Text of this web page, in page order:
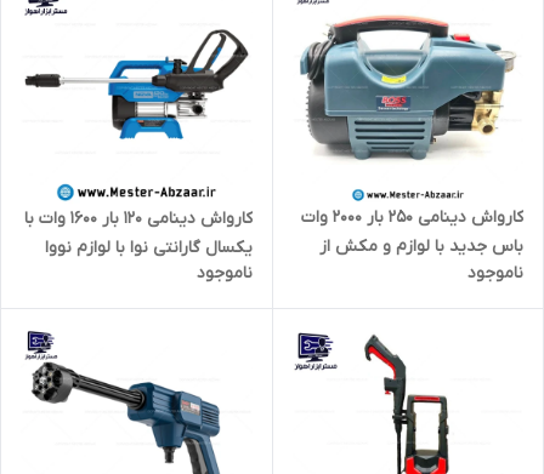
کارواش دینامی 250 بار 2000 وات
باس جدید با لوازم و مکش از
سطل مدل BOSS BS123YH125-5
ناموجود
کارواش دینامی 120 بار 1600 وات با
یکسال گارانتی نوا با لوازم نووا
مدل NOVA 4120
ناموجود